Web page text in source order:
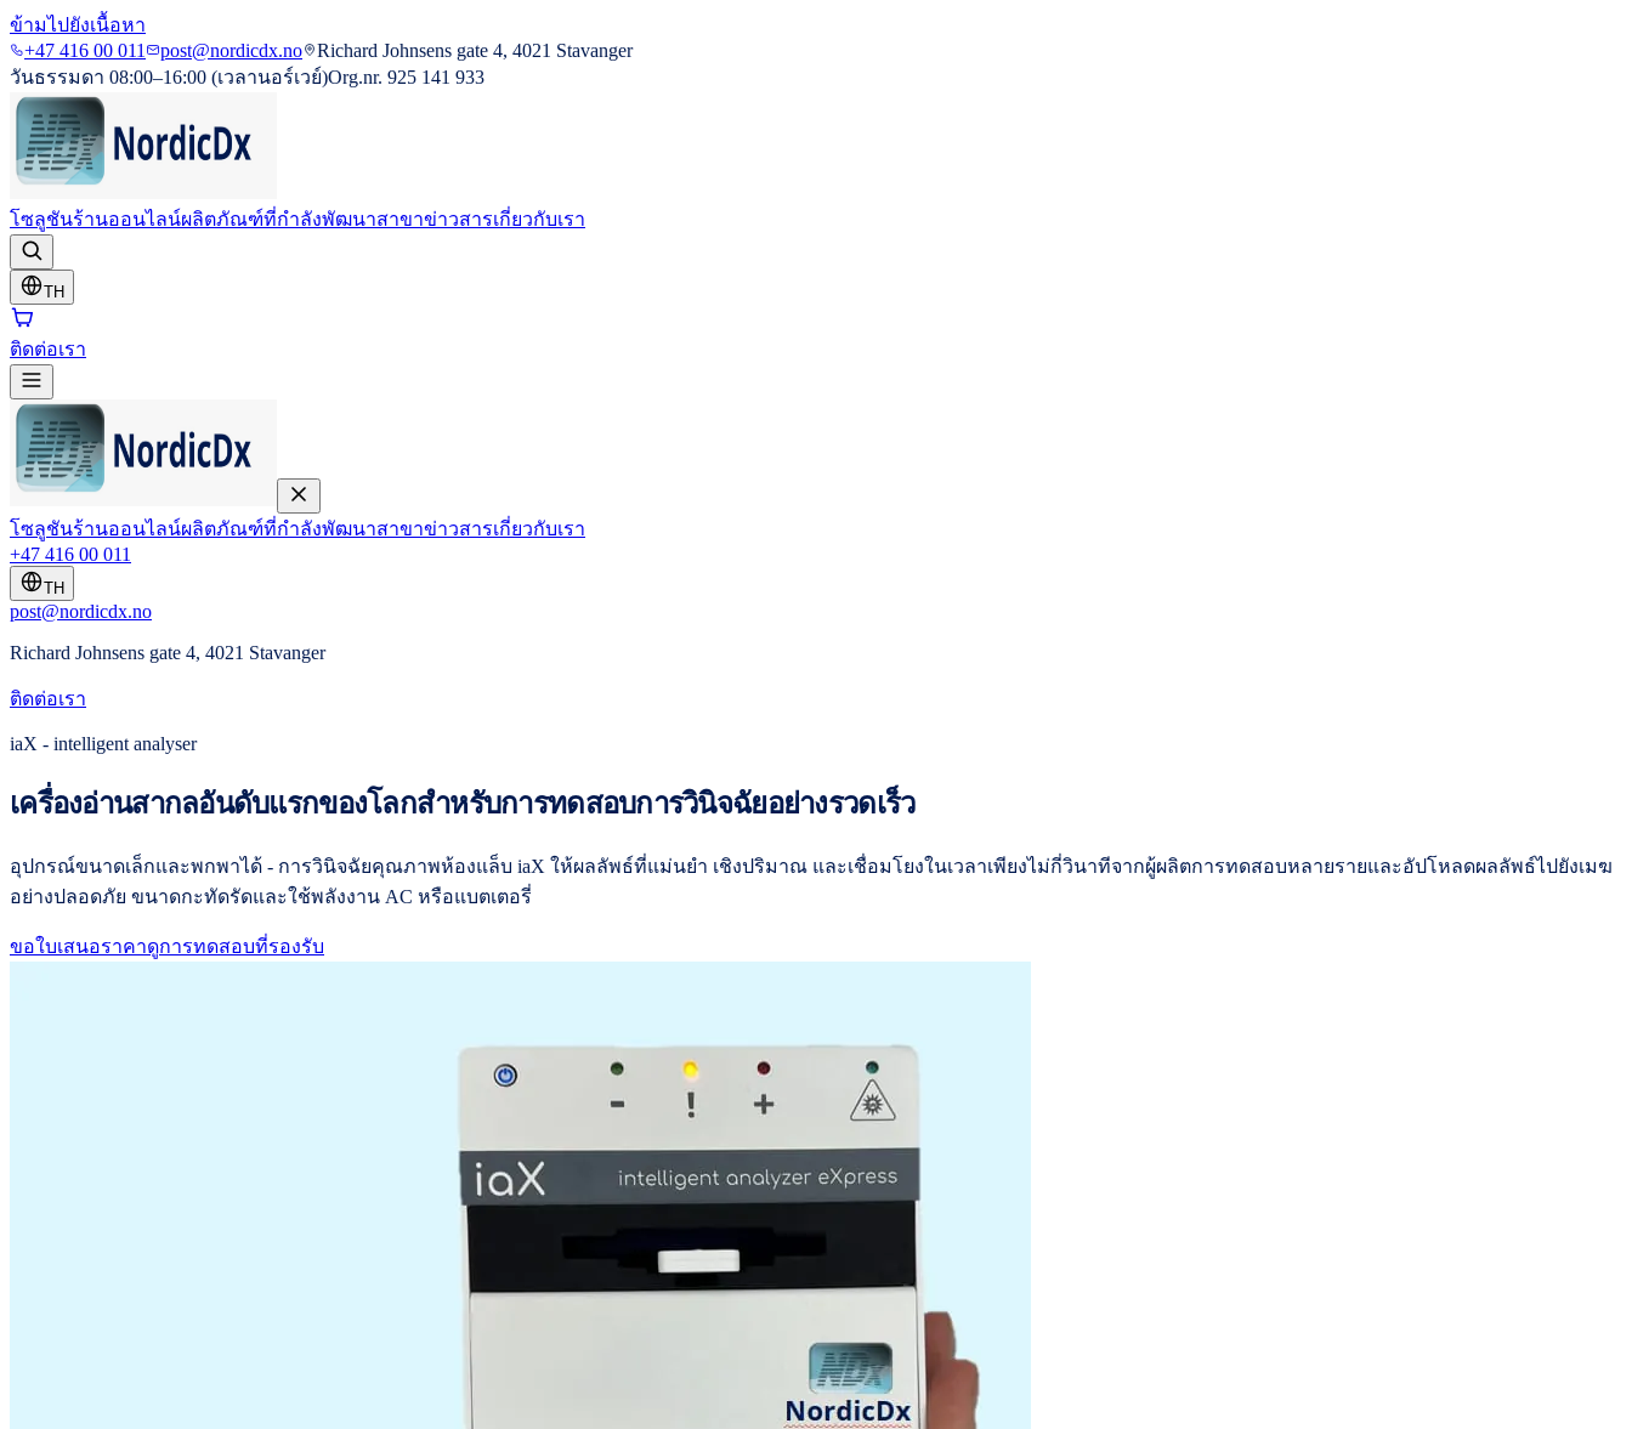
ข้ามไปยังเนื้อหา
+47 416 00 011
post@nordicdx.no
Richard Johnsens gate 4, 4021 Stavanger
วันธรรมดา 08:00–16:00 (เวลานอร์เวย์)Org.nr. 925 141 933
โซลูชันร้านออนไลน์ผลิตภัณฑ์ที่กำลังพัฒนาสาขาข่าวสารเกี่ยวกับเรา
TH
ติดต่อเรา
โซลูชันร้านออนไลน์ผลิตภัณฑ์ที่กำลังพัฒนาสาขาข่าวสารเกี่ยวกับเรา
+47 416 00 011
TH
post@nordicdx.no
Richard Johnsens gate 4, 4021 Stavanger
ติดต่อเรา
iaX - intelligent analyser
เครื่องอ่านสากลอันดับแรกของโลกสำหรับการทดสอบการวินิจฉัยอย่างรวดเร็ว
อุปกรณ์ขนาดเล็กและพกพาได้ - การวินิจฉัยคุณภาพห้องแล็บ iaX ให้ผลลัพธ์ที่แม่นยำ เชิงปริมาณ และเชื่อมโยงในเวลาเพียงไม่กี่วินาทีจากผู้ผลิตการทดสอบหลายรายและอัปโหลดผลลัพธ์ไปยังเมฆ
อย่างปลอดภัย ขนาดกะทัดรัดและใช้พลังงาน AC หรือแบตเตอรี่
ขอใบเสนอราคาดูการทดสอบที่รองรับ